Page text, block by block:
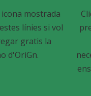
icona mostrada
línies si vol
gratis la
d'OriGn.